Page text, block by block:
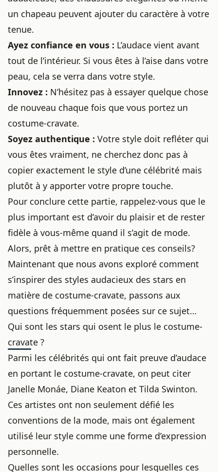
un chapeau peuvent ajouter du caractère à votre
tenue.
Ayez confiance en vous : L’audace vient avant
tout de l’intérieur. Si vous êtes à l’aise dans votre
peau, cela se verra dans votre style.
Innovez : N’hésitez pas à essayer quelque chose
de nouveau chaque fois que vous portez un
costume-cravate.
Soyez authentique : Votre style doit refléter qui
vous êtes vraiment, ne cherchez donc pas à
copier exactement le style d’une célébrité mais
plutôt à y apporter votre propre touche.
Pour conclure cette partie, rappelez-vous que le
plus important est d’avoir du plaisir et de rester
fidèle à vous-même quand il s’agit de mode.
Alors, prêt à mettre en pratique ces conseils?
Maintenant que nous avons exploré comment
s’inspirer des styles audacieux des stars en
matière de costume-cravate, passons aux
questions fréquemment posées sur ce sujet…
Qui sont les stars qui osent le plus le costume-
cravate ?
Parmi les célébrités qui ont fait preuve d’audace
en portant le costume-cravate, on peut citer
Janelle Monáe, Diane Keaton et Tilda Swinton.
Ces artistes ont non seulement défié les
conventions de la mode, mais ont également
utilisé leur style comme une forme d’expression
personnelle.
Quelles sont les occasions pour lesquelles ces